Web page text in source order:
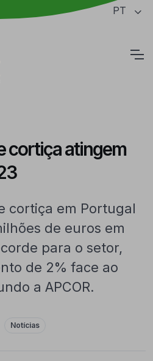
da página PT
cortiça atingem
cortiça em Portugal
de euros em
para o setor,
de 2% face ao
a APCOR.
Notícias